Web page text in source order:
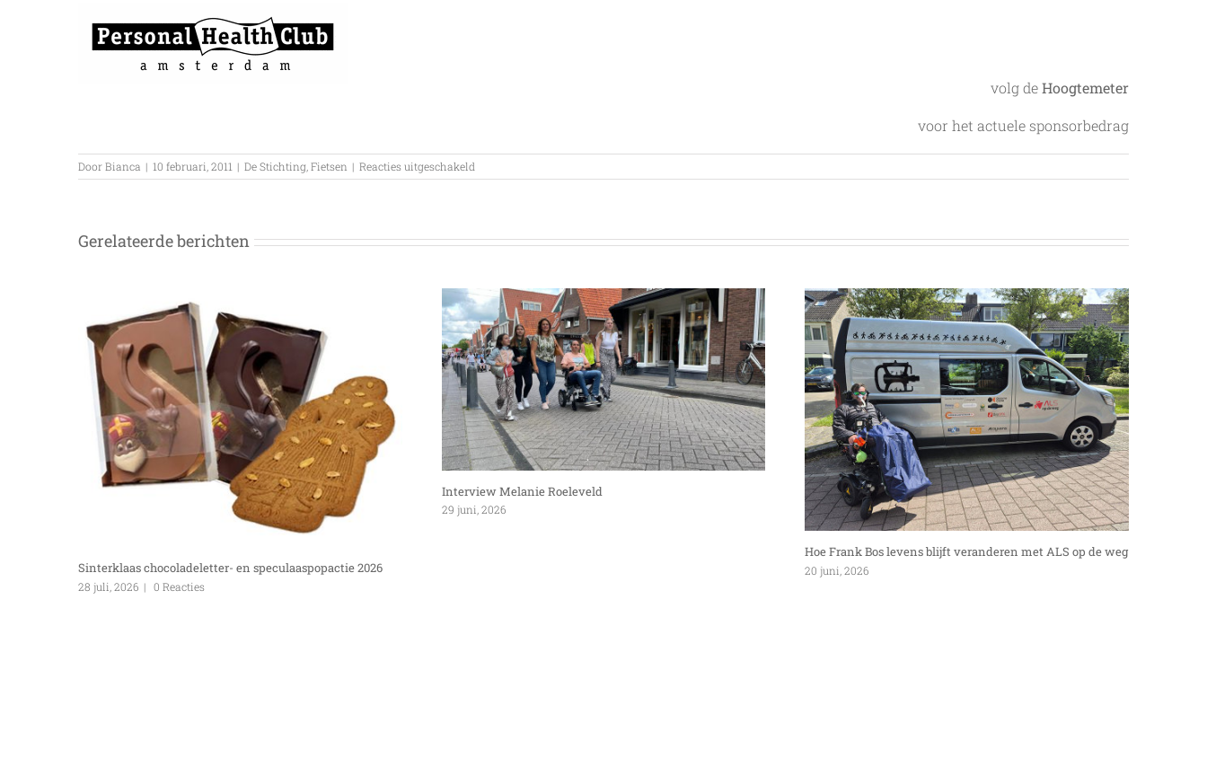
volg deHoogtemeter
voor het actuele sponsorbedrag
DoorBianca | 10 februari, 2011 | De Stichting Fietsen | Reacties uitgeschakeld
Update
voor
Gerelateerde berichten
Sinterklaas chocoladeletter- en speculaaspopactie 2026
28 juli, 2026 | 0 Reacties
Interview Melanie Roeleveld
29 juni, 2026
Hoe Frank Bos levens blijft veranderen met ALS op de weg
20 juni, 2026